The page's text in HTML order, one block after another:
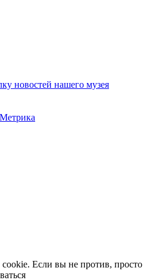
новостей нашего музея
Если вы не против, просто